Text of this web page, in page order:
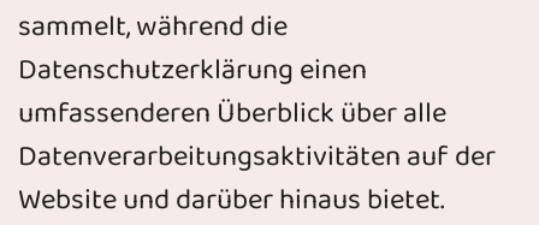
sammelt, während die
Datenschutzerklärung einen
umfassenderen Überblick über alle
Datenverarbeitungsaktivitäten auf der
Website und darüber hinaus bietet.